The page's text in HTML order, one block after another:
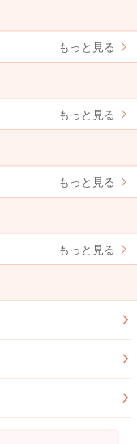
もっと見る
もっと見る
もっと見る
もっと見る